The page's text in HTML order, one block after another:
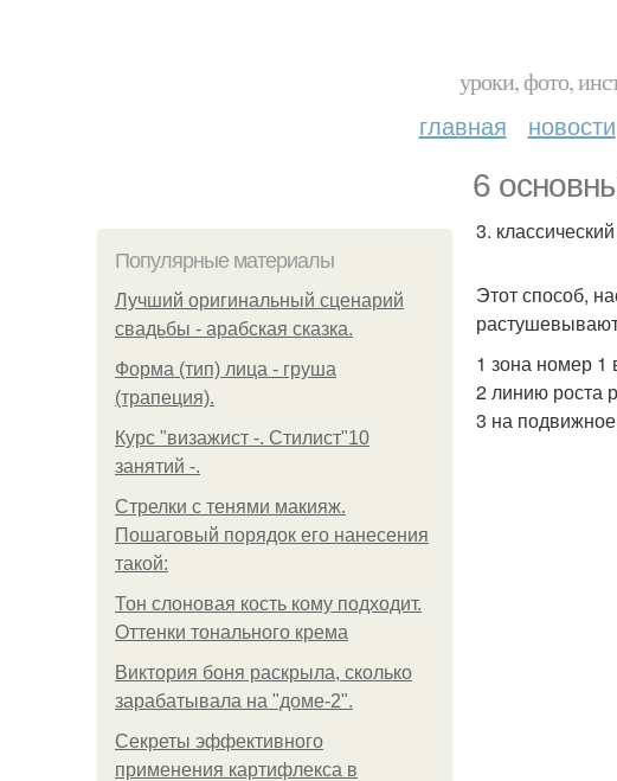
уроки, фото,
главная новости
6
Популярные материалы
Лучший оригинальный сценарий
свадьбы - арабская сказка.
Форма (тип) лица - груша
(трапеция).
Курс "визажист -. Стилист"10
занятий -.
Стрелки с тенями макияж.
Пошаговый порядок его нанесения
такой:
Тон слоновая кость кому подходит.
Оттенки тонального крема
Виктория боня раскрыла, сколько
зарабатывала на "доме-2".
Секреты эффективного
применения картифлекса в
3.
Этот способ,
1 зона номер 1
2 линию роста
3 на подвижное